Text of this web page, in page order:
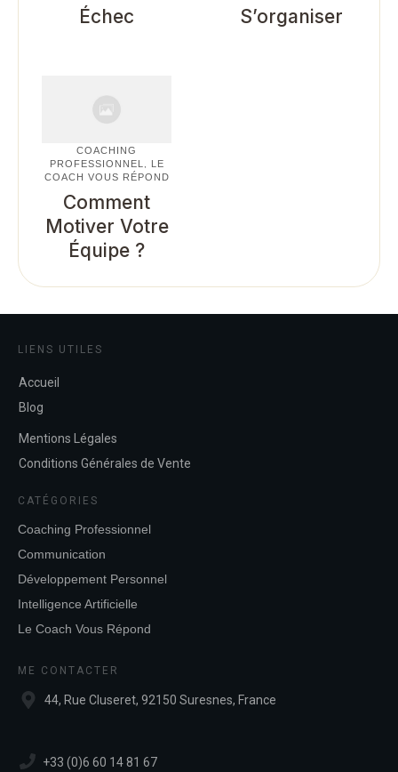
Échec
S’organiser
COACHING
PROFESSIONNEL
LE
COACH VOUS RÉPOND
Comment
Motiver Votre
Équipe ?
LIENS UTILES
Accueil
Blog
Mentions Légales
Conditions Générales de Vente
CATÉGORIES
Coaching Professionnel
Communication
Développement Personnel
Intelligence Artificielle
Le Coach Vous Répond
ME CONTACTER
44, Rue Cluseret, 92150 Suresnes, France
+33 (0)6 60 14 81 67